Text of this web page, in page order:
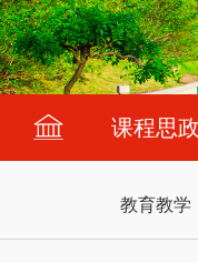
课程思政
教育教学